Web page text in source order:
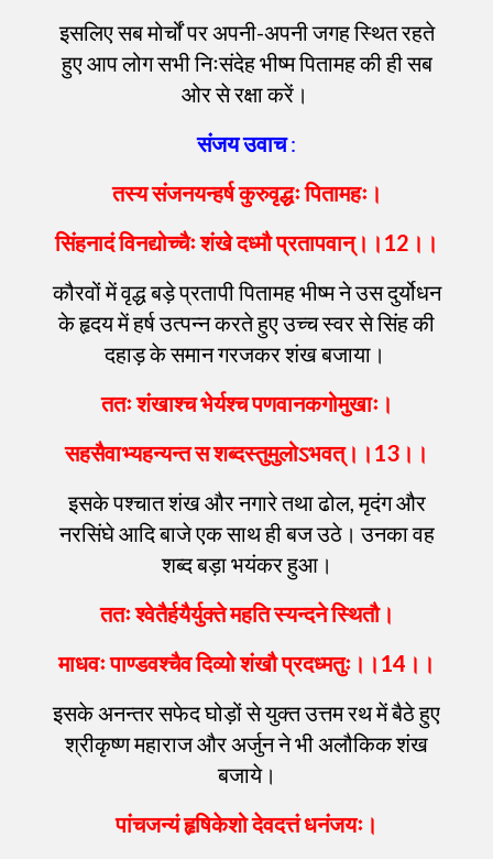
इसलिए सब मोर्चों पर अपनी-अपनी जगह स्थित रहते
हुए आप लोग सभी निःसंदेह भीष्म पितामह की ही सब
ओर से रक्षा करें।
संजयउवाच:
तस्यसंजनयन्हर्षकुरुवृद्धःपितामहः।
सिंहनादंविनद्योच्चैःशंखेदध्मौप्रतापवान्।। 12 ।।
कौरवों में वृद्ध बड़े प्रतापी पितामह भीष्म ने उस दुर्योधन
के हृदय में हर्ष उत्पन्न करते हुए उच्च स्वर से सिंह की
दहाड़ के समान गरजकर शंख बजाया।
ततःशंखाश्चभेर्यश्चपणवानकगोमुखाः।
सहसैवाभ्यहन्यन्तसशब्दस्तुमुलोऽभवत्।। 13 ।।
इसके पश्चात शंख और नगारे तथा ढोल, मृदंग और
नरसिंघे आदि बाजे एक साथ ही बज उठे। उनका वह
शब्द बड़ा भयंकर हुआ।
ततःश्वेतैर्हयैर्युक्तेमहतिस्यन्दनेस्थितौ।
माधवःपाण्डवश्चैवदिव्योशंखौप्रदध्मतुः ।। 14 ।।
इसके अनन्तर सफेद घोड़ों से युक्त उत्तम रथ में बैठे हुए
श्रीकृष्ण महाराज और अर्जुन ने भी अलौकिक शंख
बजाये।
पांचजन्यंहृषिकेशोदेवदत्तंधनंजयः ।